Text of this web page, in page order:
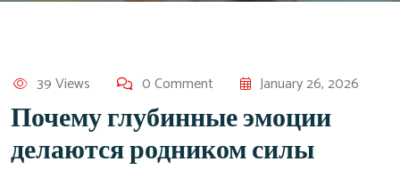
39 Views 0 Comment January 26, 2026
Почему глубинные эмоции
делаются родником силы